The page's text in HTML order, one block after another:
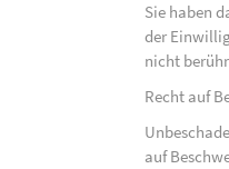
Sie haben
der
nicht
Recht auf
auf